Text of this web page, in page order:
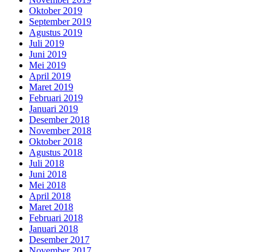
Oktober 2019
September 2019
Agustus 2019
Juli 2019
Juni 2019
Mei 2019
April 2019
Maret 2019
Februari 2019
Januari 2019
Desember 2018
November 2018
Oktober 2018
Agustus 2018
Juli 2018
Juni 2018
Mei 2018
April 2018
Maret 2018
Februari 2018
Januari 2018
Desember 2017